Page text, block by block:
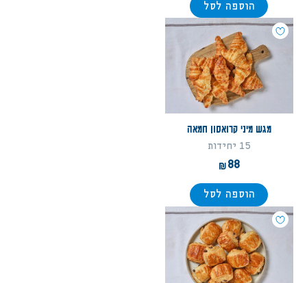
הוספה לסל
מגש מיני קרואסון חמאה
15 יחידות
88
הוספה לסל